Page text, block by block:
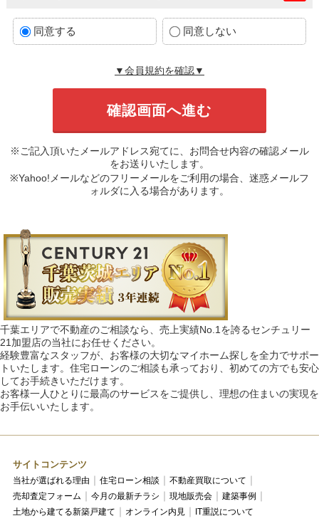
同意する 同意しない
▼会員規約を確認▼
※ご記入頂いたメールアドレス宛てに、お問合せ内容の確認メール
をお送りいたします。
※Yahoo!メールなどのフリーメールをご利用の場合、迷惑メールフ
ォルダに入る場合があります。
千葉エリアで不動産のご相談なら、売上実績No.1を誇るセンチュリー
21加盟店の当社にお任せください。
経験豊富なスタッフが、お客様の大切なマイホーム探しを全力でサポー
トいたします。住宅ローンのご相談も承っており、初めての方でも安心
してお手続きいただけます。
お客様一人ひとりに最高のサービスをご提供し、理想の住まいの実現を
お手伝いいたします。
サイトコンテンツ
当社が選ばれる理由 住宅ローン相談
不動産買取について
売却査定フォーム
今月の最新チラシ 現地販売会
建築事例
土地から建てる新築戸建て
オンライン内見 IT重説について